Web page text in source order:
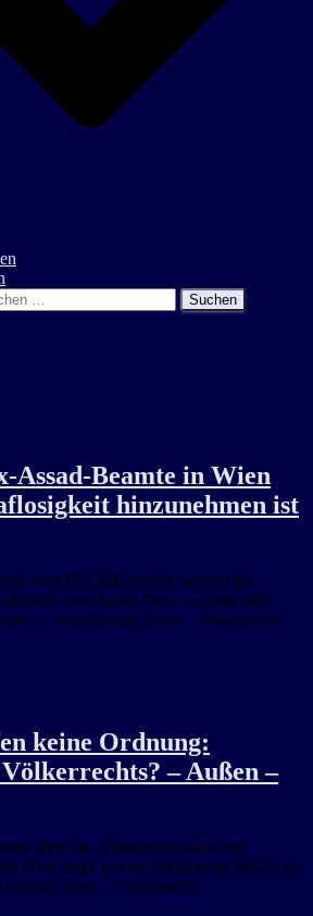
Assad-Beamte in Wien
hinzunehmen ist
vom ECCHR erklärt, warum die
nach dem Assad-Sturz wichtig sind –
… from Google Alert – Völkerrecht
keine Ordnung:
– Außen –
ohne das Völkerrecht nicht aus.
Deal zeigt, warum militärische Macht an
Google Alert – Völkerrecht